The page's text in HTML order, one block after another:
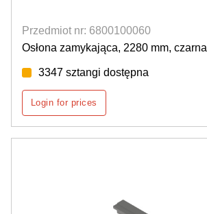
Przedmiot nr: 6800100060
Osłona zamykająca, 2280 mm, czarna
3347 sztangi dostępna
Login for prices